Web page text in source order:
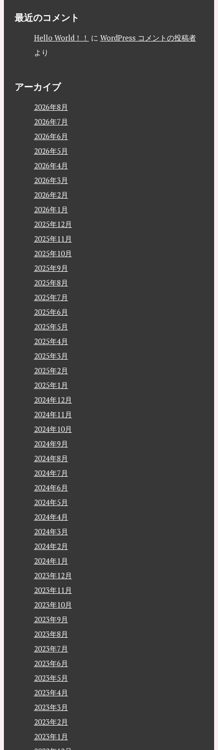
最近のコメント
Hello World！！ に WordPress コメントの投稿者
より
アーカイブ
2026年8月
2026年7月
2026年6月
2026年5月
2026年4月
2026年3月
2026年2月
2026年1月
2025年12月
2025年11月
2025年10月
2025年9月
2025年8月
2025年7月
2025年6月
2025年5月
2025年4月
2025年3月
2025年2月
2025年1月
2024年12月
2024年11月
2024年10月
2024年9月
2024年8月
2024年7月
2024年6月
2024年5月
2024年4月
2024年3月
2024年2月
2024年1月
2023年12月
2023年11月
2023年10月
2023年9月
2023年8月
2023年7月
2023年6月
2023年5月
2023年4月
2023年3月
2023年2月
2023年1月